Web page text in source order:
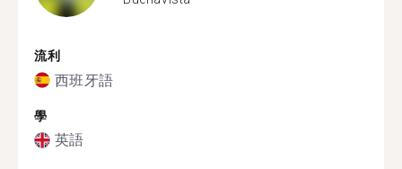
流利
西班牙語
學
英語